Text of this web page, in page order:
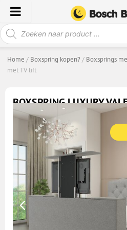
naar
de
inhoud
Producten
zoeken
Home / Boxspring kopen? / Boxsprings
met TV lift
BOXSPRING LUXURY
Gewaardeerd
op 5
gebaseerd
klantbeoordelingen
(2